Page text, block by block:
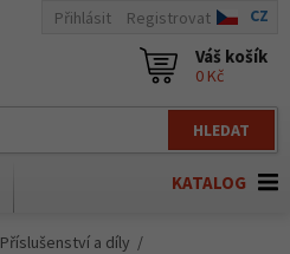
HLEDAT
Přihlásit Registrovat CZ
Váš košík
0 Kč
KATALOG
Příslušenství a díly